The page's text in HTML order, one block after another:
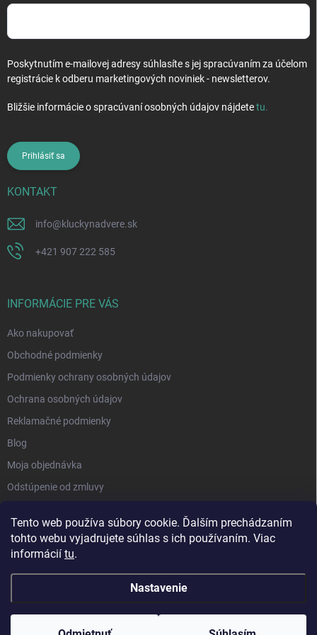
Tento web používa súbory cookie. Ďalším prechádzaním
tohto webu vyjadrujete súhlas s ich používaním. Viac
informácií tu.
Nastavenie
Poskytnutím e-mailovej adresy súhlasíte s jej spracúvaním za účelom
registrácie k odberu marketingových noviniek - newsletterov.
Bližšie informácie o spracúvaní osobných údajov nájdetetu.
Prihlásiť sa
KONTAKT
info@kluckynadvere.sk
+421 907 222 585
INFORMÁCIE PRE VÁS
Ako nakupovať
Obchodné podmienky
Podmienky ochrany osobných údajov
Ochrana osobných údajov
Reklamačné podmienky
Blog
Moja objednávka
Odstúpenie od zmluvy
Copyright 2026Kluckynadvere.sk. Všetky práva vyhradené.Upraviť